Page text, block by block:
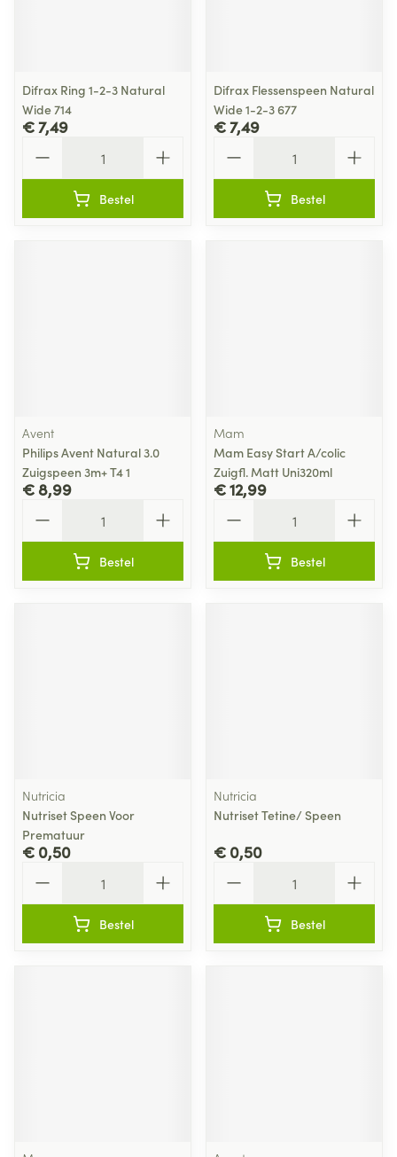
Difrax Ring 1-2-3 Natural
Wide 714
€ 7,49
Bestel
Difrax Flessenspeen Natural
Wide 1-2-3 677
€ 7,49
Bestel
Avent
Philips Avent Natural 3.0
Zuigspeen 3m+ T4 1
€ 8,99
Bestel
Mam
Mam Easy Start A/colic
Zuigfl. Matt Uni320ml
€ 12,99
Bestel
Nutricia
Nutriset Speen Voor
Prematuur
€ 0,50
Bestel
Nutricia
Nutriset Tetine/ Speen
€ 0,50
Bestel